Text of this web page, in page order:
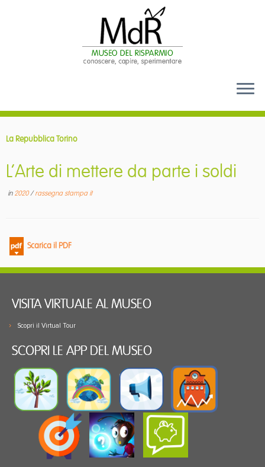
La Repubblica Torino
L’Arte di mettere da parte i soldi
in 2020/rassegna stampa it
Scarica il PDF
VISITA VIRTUALE AL MUSEO
Scopri il Virtual Tour
SCOPRI LE APP DEL MUSEO